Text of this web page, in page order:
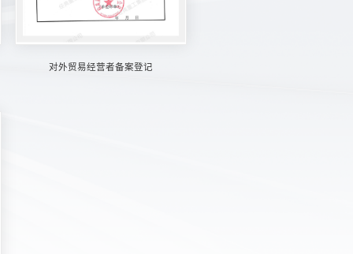
对外贸易经营者备案登记